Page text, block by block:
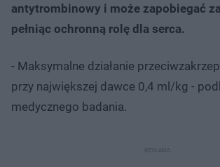
antytrombinowy i może zapobiegać
pełniąc ochronną rolę dla serca.
- Maksymalne działanie
przy największej dawce 0,4 ml/kg -
medycznego badania.